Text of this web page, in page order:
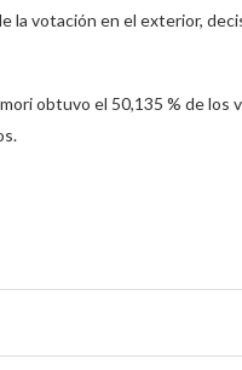
la votación en el exterior,
obtuvo el 50,135 % de los